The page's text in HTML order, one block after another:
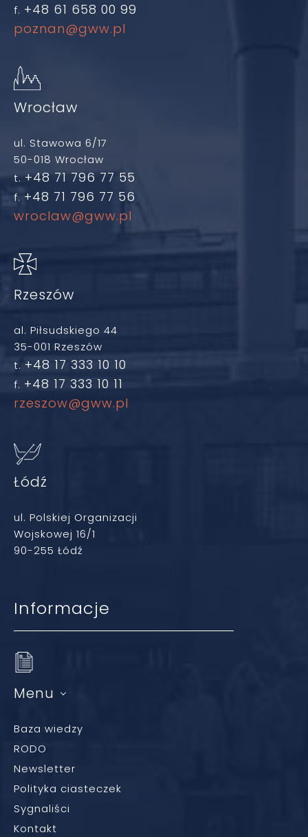
f. +48 61 658 00 99
poznan@gww.pl
Wrocław
ul. Stawowa 6/17
50-018 Wrocław
t. +48 71 796 77 55
f. +48 71 796 77 56
wroclaw@gww.pl
Rzeszów
al. Piłsudskiego 44
35-001 Rzeszów
t. +48 17 333 10 10
f. +48 17 333 10 11
rzeszow@gww.pl
Łódź
ul. Polskiej Organizacji
Wojskowej 16/1
90-255 Łódź
Informacje
Menu
Baza wiedzy
RODO
Newsletter
Polityka ciasteczek
Sygnaliści
Kontakt